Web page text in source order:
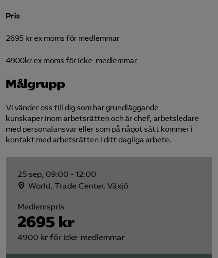
Pris
2695 kr ex moms för medlemmar
4900kr ex moms för icke-medlemmar
Målgrupp
Vi vänder oss till dig som har grundläggande
kunskaper inom arbetsrätten och är chef, arbetsledare
med personalansvar eller som på något sätt kommer i
kontakt med arbetsrätten i ditt dagliga arbete.
25 sep, 09:00 - 12:00
World, Trade Center, Växjö
Medlemspris
2695 kr
4900 kr för icke-medlemmar